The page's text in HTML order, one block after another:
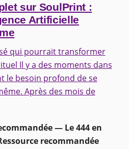
sur SoulPrint :
Artificielle
qui pourrait transformer
Il y a des moments dans
le besoin profond de se
Après des mois de
— Le 444 en
recommandée